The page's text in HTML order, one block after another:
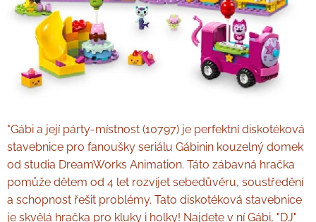
"Gábi a její párty-místnost (10797) je perfektní diskotéková
stavebnice pro fanoušky seriálu Gábinin kouzelný domek
od studia DreamWorks Animation. Táto zábavná hračka
pomůže dětem od 4 let rozvíjet sebedůvěru, soustředění
a schopnost řešit problémy. Tato diskotéková stavebnice
je skvělá hračka pro kluky i holky! Najdete v ní Gábi, "DJ"